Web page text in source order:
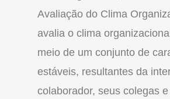
Avaliação do Clima
avalia o clima
meio de um conjunto de
estáveis, resultantes da
colaborador, seus colegas